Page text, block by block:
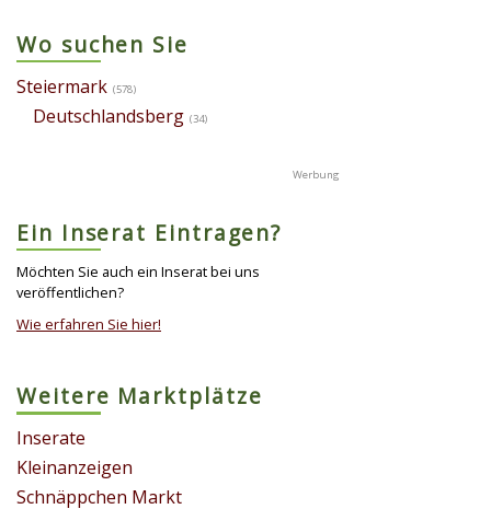
Wo suchen Sie
Steiermark (578)
Deutschlandsberg (34)
Ein Inserat Eintragen?
Möchten Sie auch ein Inserat bei uns
veröffentlichen?
Wie erfahren Sie hier!
Weitere Marktplätze
Inserate
Kleinanzeigen
Schnäppchen Markt